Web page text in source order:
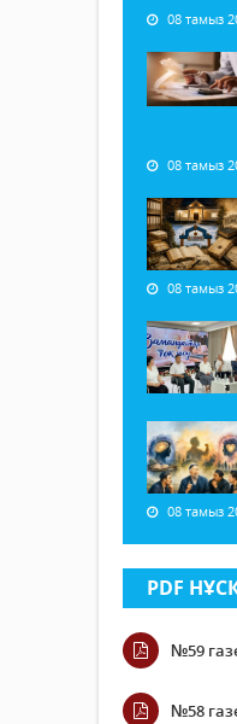
08 тамыз
08 тамыз
08 тамыз
08 тамыз
PDF
№59
№58